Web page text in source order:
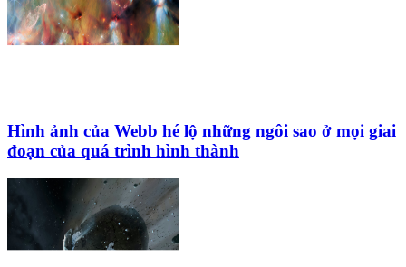
Hình ảnh của Webb hé lộ những ngôi sao ở mọi giai
đoạn của quá trình hình thành